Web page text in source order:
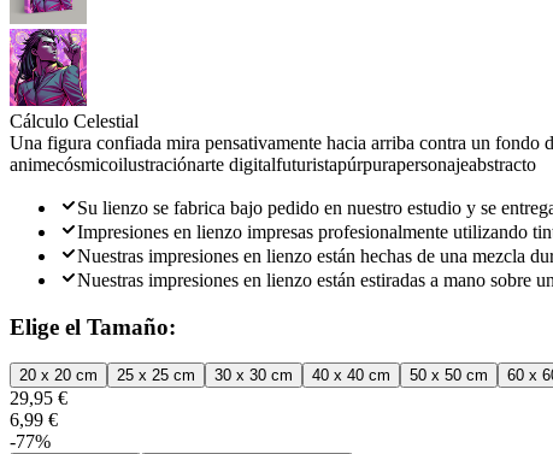
Cálculo Celestial
Una figura confiada mira pensativamente hacia arriba contra un fondo
animecósmicoilustraciónarte digitalfuturistapúrpurapersonajeabstracto
Su lienzo se fabrica bajo pedido en nuestro estudio y se
Impresiones en lienzo impresas profesionalmente utilizando
Nuestras impresiones en lienzo están hechas de una mezcla
Nuestras impresiones en lienzo están estiradas a mano sobre
Elige el Tamaño:
20 x 20 cm 25 x 25 cm 30 x 30 cm 40 x 40 cm 50 x 50 cm 60 x
29,95 €
6,99 €
-77%